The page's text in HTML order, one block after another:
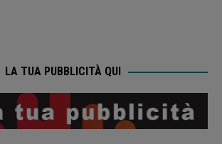
LA TUA PUBBLICITÀ QUI